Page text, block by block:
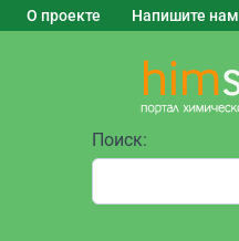
О проекте Напишите нам
Поиск: